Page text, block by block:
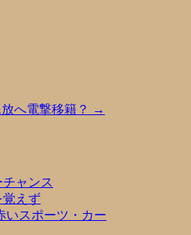
へ電撃移籍？
→
ャンス
覚えず
スポーツ・カー